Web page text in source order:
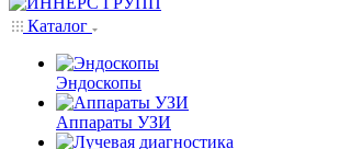
Каталог
Эндоскопы
Аппараты УЗИ